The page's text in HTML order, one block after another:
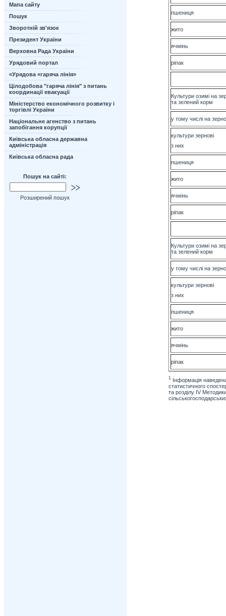
Мапа сайту
Пошук
Зворотній зв'язок
Президент України
Верховна Рада України
Урядовий портал
«Урядова «гаряча лінія»
Цілодобова "гаряча лінія" з питань
координації евакуації
Міністерство економічного розвитку і
торгівлі України
Національне агенство з питань
запобігання корупції
Київська обласна державна
адміністрація
Київська обласна рада
Пошук на сайті:
Розширений пошук
пшениця
жито
ячмінь
ріпак
Культури озимі на
та зелений корм
у тому числі на зерно
культури зернові
з них
пшениця
жито
ячмінь
ріпак
Культури озимі на
та зелений корм
у тому числі на зерно
культури зернові
з них
пшениця
жито
ячмінь
ріпак
1 Інформація
статистичного
та розділу ІV